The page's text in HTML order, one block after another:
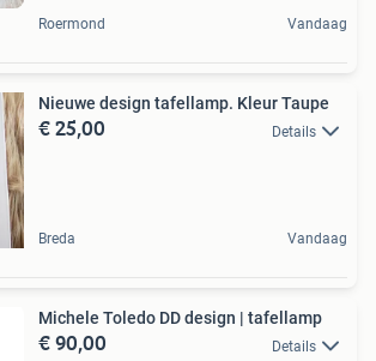
Roermond Vandaag
Nieuwe design tafellamp. Kleur Taupe
€ 25,00 Details
Breda Vandaag
Michele Toledo DD design | tafellamp
€ 90,00 Details